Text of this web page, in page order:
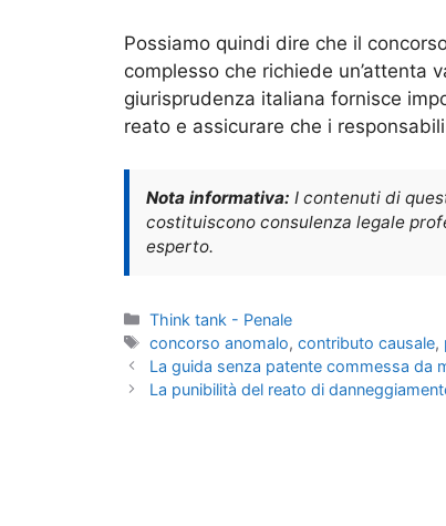
Possiamo quindi dire che il
complesso che richiede un’attenta
giurisprudenza italiana fornisce
reato e assicurare che i
Nota informativa: I contenuti di
costituiscono consulenza legale
esperto.
Categorie
Think tank - Penale
Tag
concorso anomalo,contributo causale,
La guida senza patente commessa da
La punibilità del reato di